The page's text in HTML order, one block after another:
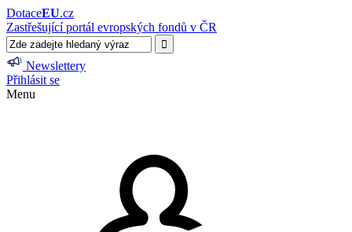
DotaceEU.cz
Zastřešující portál evropských fondů v ČR
Newslettery
Přihlásit se
Menu